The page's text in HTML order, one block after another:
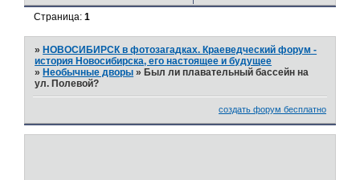
Страница:1
» НОВОСИБИРСК в фотозагадках. Краеведческий форум -
история Новосибирска, его настоящее и будущее
» Необычные дворы » Был ли плавательный бассейн на
ул. Полевой?
создать форум бесплатно